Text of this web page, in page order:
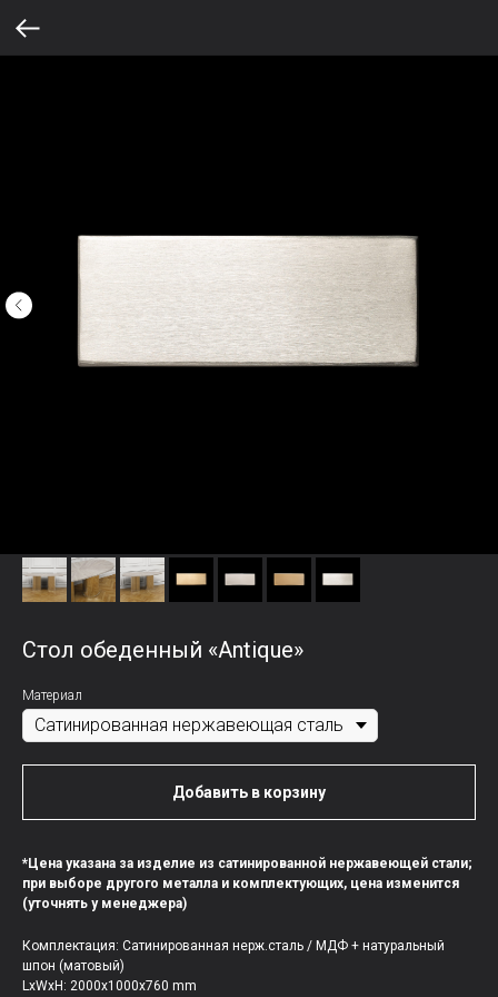
Стол обеденный «Antique»
Материал
Добавить в корзину
*Цена указана за изделие из сатинированной нержавеющей стали;
при выборе другого металла и комплектующих, цена изменится
(уточнять у менеджера)
Комплектация: Сатинированная нерж.сталь / МДФ + натуральный
шпон (матовый)
LxWxH: 2000x1000x760 mm